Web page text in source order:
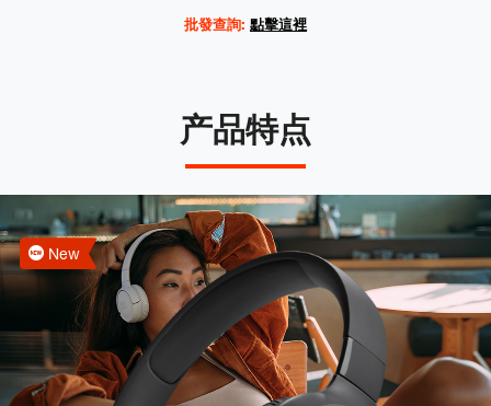
批發查詢: 點擊這裡
New
产品特点